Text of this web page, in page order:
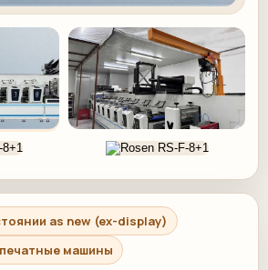
as new (ex-display)
машины